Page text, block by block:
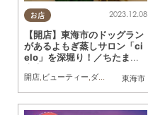
お店
東海市
2023.12.08
【開店】東海市のドッグラン
があるよもぎ蒸しサロン「ci
elo」を深堀り！／ちたまる
広告
開店, ビューティー,ダイエット ,健康